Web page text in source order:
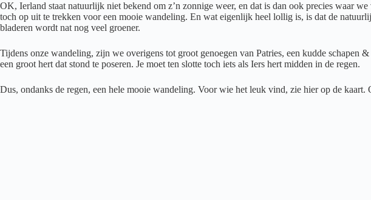
OK, Ierland staat natuurlijk niet bekend om z’n zonnige weer, en dat is dan ook precies waar
toch op uit te trekken voor een mooie wandeling. En wat eigenlijk heel lollig is, is dat de
bladeren wordt nat nog veel groener.
Tijdens onze wandeling, zijn we overigens tot groot genoegen van Patries, een kudde schapen
een groot hert dat stond te poseren. Je moet ten slotte toch iets als Iers hert midden in de regen.
Dus, ondanks de regen, een hele mooie wandeling. Voor wie het leuk vind, zie hier op de